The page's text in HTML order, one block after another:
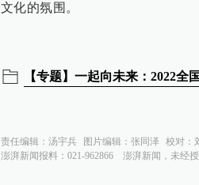
文化的氛围。
【专题】一起向未来：2022全
责任编辑： 汤宇兵 图片编辑： 张同泽 校对：
澎湃新闻报料：021-962866
澎湃新闻，未经